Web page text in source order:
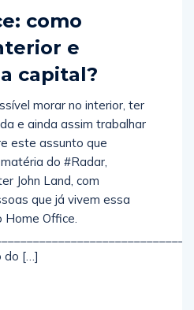
como
e
capital?
morar no interior, ter
e ainda assim trabalhar
este assunto que
do #Radar,
John Land, com
que já vivem essa
Office.
do […]